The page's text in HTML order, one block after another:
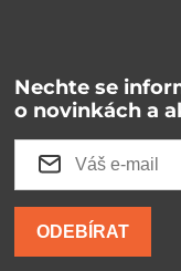
Nechte se
o novinkách a
ODEBÍRAT